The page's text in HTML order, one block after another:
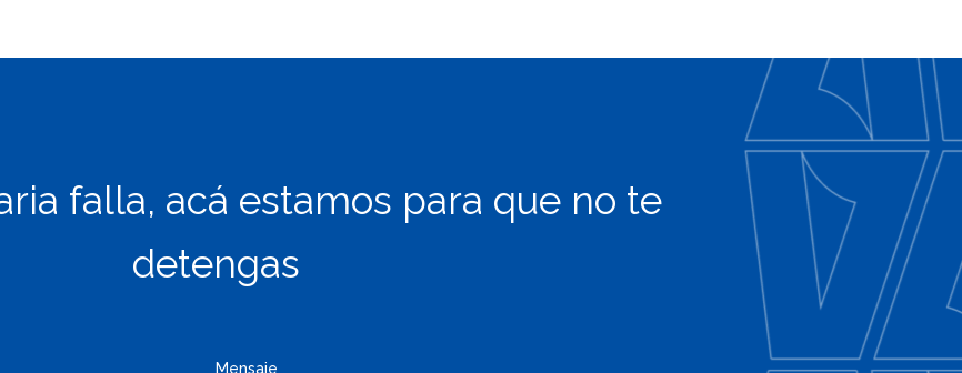
falla, acá estamos para que no te
detengas
Mensaje